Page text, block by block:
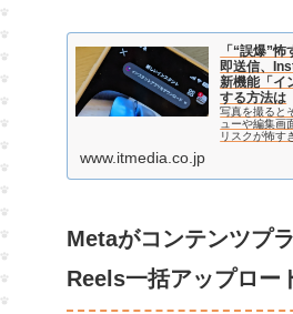
「“誤爆”
即送信、
新機能「
する方法は
写真を撮ると
ューや編集画
リスクが怖す
www.itmedia.co.jp
Metaがコンテンツプ
Reels一括アップロー